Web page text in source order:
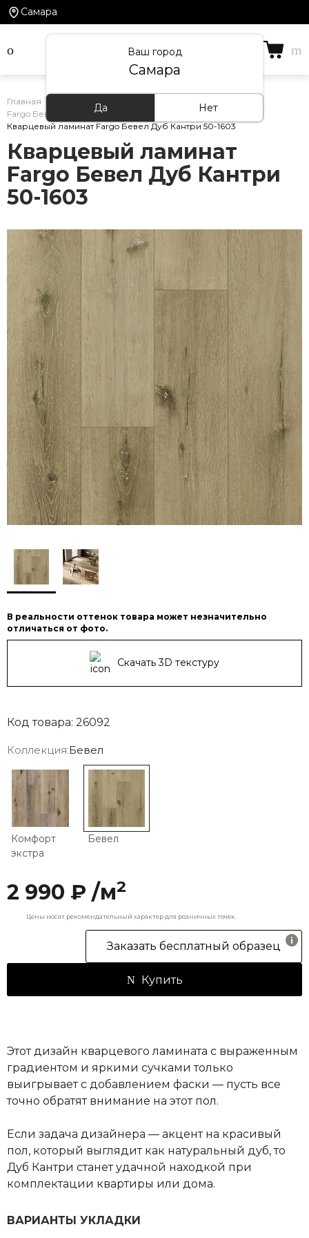
Самара
Ваш город
Самара
Да Нет
Главная Каталог товаров Кварцевый ламинат
Fargo Бевел
Кварцевый ламинат Fargo Бевел Дуб Кантри 50-1603
Кварцевый ламинат
Fargo Бевел Дуб Кантри
50-1603
В реальности оттенок товара может незначительно
отличаться от фото.
Скачать 3D текстуру
Код товара: 26092
Коллекция:Бевел
Комфорт
экстра
Бевел
2 990 ₽ /м2
Цены носят рекомендательный характер для розничных точек.
Заказать бесплатный образец
Купить
Этот дизайн кварцевого ламината с выраженным
градиентом и яркими сучками только
выигрывает с добавлением фаски — пусть все
точно обратят внимание на этот пол.
Если задача дизайнера — акцент на красивый
пол, который выглядит как натуральный дуб, то
Дуб Кантри станет удачной находкой при
комплектации квартиры или дома.
ВАРИАНТЫ УКЛАДКИ